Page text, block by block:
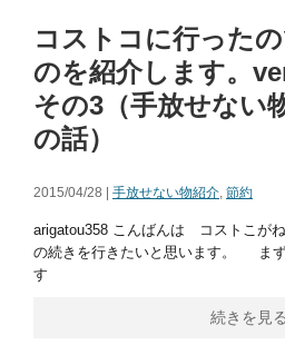
コストコに行った
のを紹介します。
その3（手放せない
の話）
2015/04/28 | 手放せない物紹介, 節約
arigatou358 こんばんは コストこ
の続きを行きたいと思います。 ま
す
続きを見る